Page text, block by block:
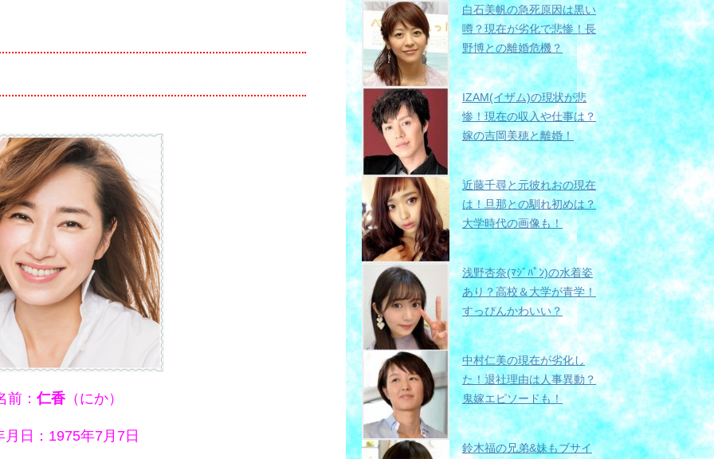
前：仁香（にか）
月日：1975年7月7日
白石美帆の急死原因は黒い
噂？現在が劣化で悲惨！長
野博との離婚危機？
IZAM(イザム)の現状が悲
惨！現在の収入や仕事は？
嫁の吉岡美穂と離婚！
近藤千尋と元彼れおの現在
は！旦那との馴れ初めは？
大学時代の画像も！
浅野杏奈(ﾏｼﾞﾊﾟﾝ)の水着姿
あり？高校＆大学が青学！
すっぴんかわいい？
中村仁美の現在が劣化し
た！退社理由は人事異動？
鬼嫁エピソードも！
鈴木福の兄弟&妹もブサイ